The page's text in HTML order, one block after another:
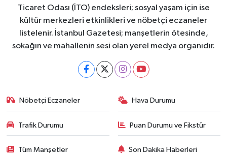
Ticaret Odası (İTO) endeksleri; sosyal yaşam için ise
kültür merkezleri etkinlikleri ve nöbetçi eczaneler
listelenir. İstanbul Gazetesi; manşetlerin ötesinde,
sokağın ve mahallenin sesi olan yerel medya organıdır.
Nöbetçi Eczaneler Hava Durumu
Trafik Durumu Puan Durumu ve Fikstür
Tüm Manşetler Son Dakika Haberleri